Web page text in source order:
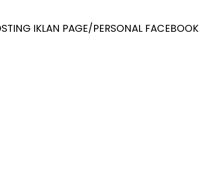
IKLAN PAGE/PERSONAL FACEBOOK